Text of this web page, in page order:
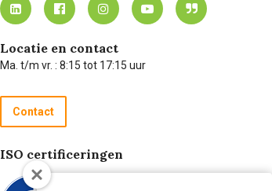
Locatie en contact
Ma. t/m vr. : 8:15 tot 17:15 uur
Contact
ISO certificeringen